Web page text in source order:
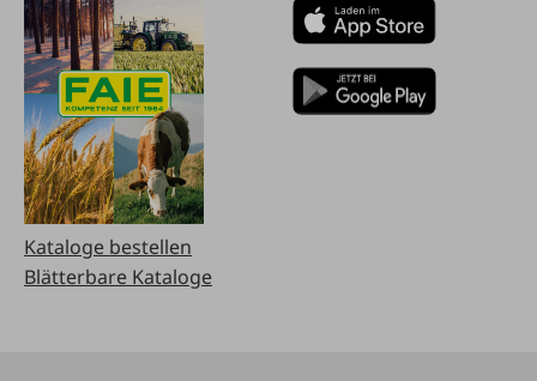
Kataloge bestellen
Blätterbare Kataloge